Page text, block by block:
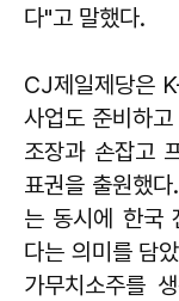
다"고 말했다.
CJ제일제당은
사업도 준비하
조장과 손잡고
표권을 출원했
는 동시에 한국
다는 의미를 담
가무치소주를